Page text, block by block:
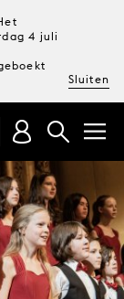
4 juli
Sluiten